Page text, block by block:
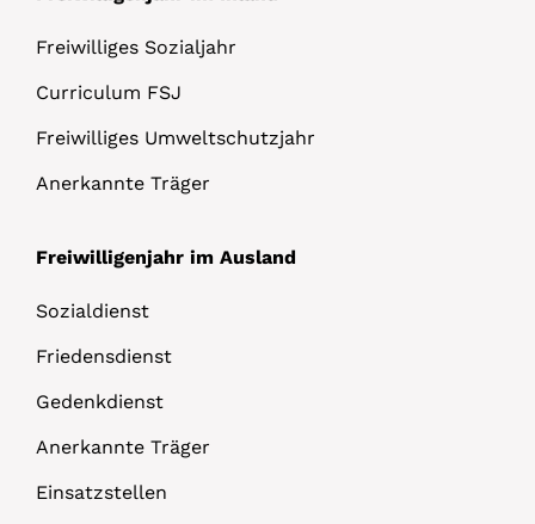
Freiwilliges Sozialjahr
Curriculum FSJ
Freiwilliges Umweltschutzjahr
Anerkannte Träger
Freiwilligenjahr im Ausland
Sozialdienst
Friedensdienst
Gedenkdienst
Anerkannte Träger
Einsatzstellen